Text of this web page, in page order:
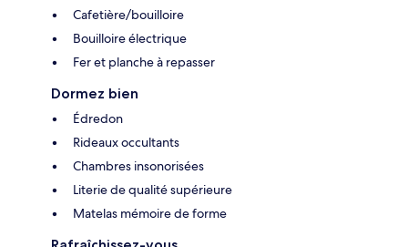
Cafetière/bouilloire
Bouilloire électrique
Fer et planche à repasser
Dormez bien
Édredon
Rideaux occultants
Chambres insonorisées
Literie de qualité supérieure
Matelas mémoire de forme